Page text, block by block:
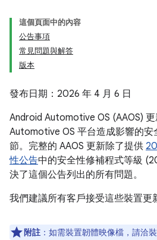
這個頁面中的內容
公告事項
常見問題與解答
版本
發布日期：2026 年 4 月 6 日
Android Automotive OS (AAOS)
Automotive OS 平台造成影響的安
節。完整的 AAOS 更新除了提供
性公告中的安全性修補程式等級
決了這個公告列出的所有問題。
我們建議所有客戶接受這些裝置更
附註 ：如需裝置韌體映像檔，請洽裝